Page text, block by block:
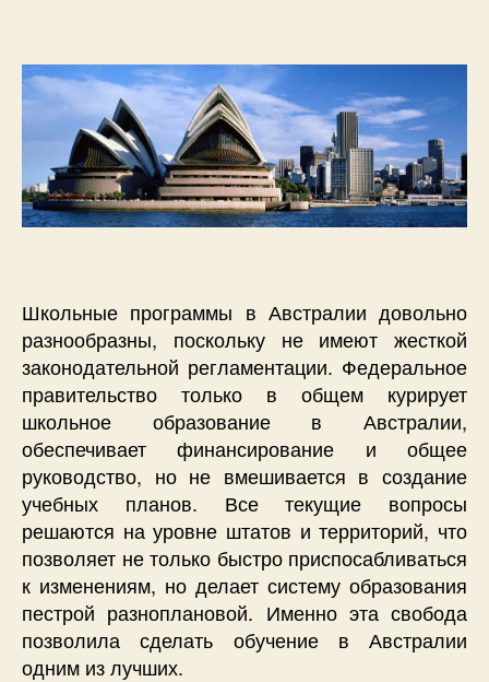
Школьные программы в Австралии довольно
разнообразны, поскольку не имеют жесткой
законодательной регламентации. Федеральное
правительство только в общем курирует
школьное образование в Австралии,
обеспечивает финансирование и общее
руководство, но не вмешивается в создание
учебных планов. Все текущие вопросы
решаются на уровне штатов и территорий, что
позволяет не только быстро приспосабливаться
к изменениям, но делает систему образования
пестрой разноплановой. Именно эта свобода
позволила сделать обучение в Австралии
одним из лучших.